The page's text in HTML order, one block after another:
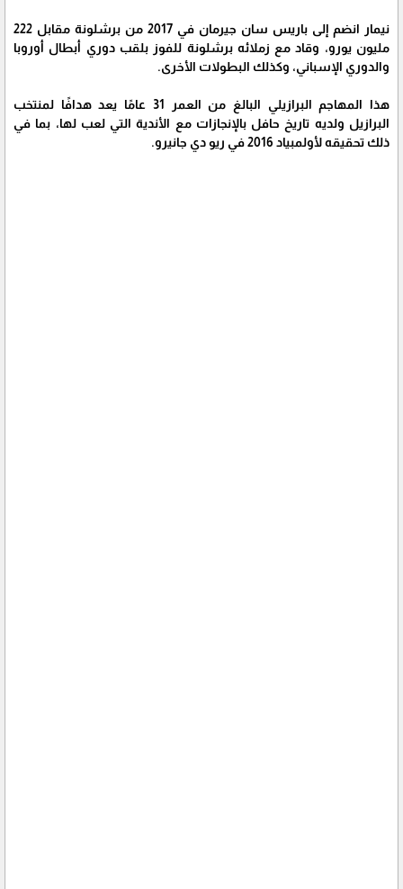
نيمار انضم إلى باريس سان جيرمان في 2017 من برشلونة مقابل 222
مليون يورو، وقاد مع زملائه برشلونة للفوز بلقب دوري أبطال أوروبا
والدوري الإسباني، وكذلك البطولات الأخرى.
هذا المهاجم البرازيلي البالغ من العمر 31 عامًا يعد هدافًا لمنتخب
البرازيل ولديه تاريخ حافل بالإنجازات مع الأندية التي لعب لها، بما في
ذلك تحقيقه لأولمبياد 2016 في ريو دي جانيرو.